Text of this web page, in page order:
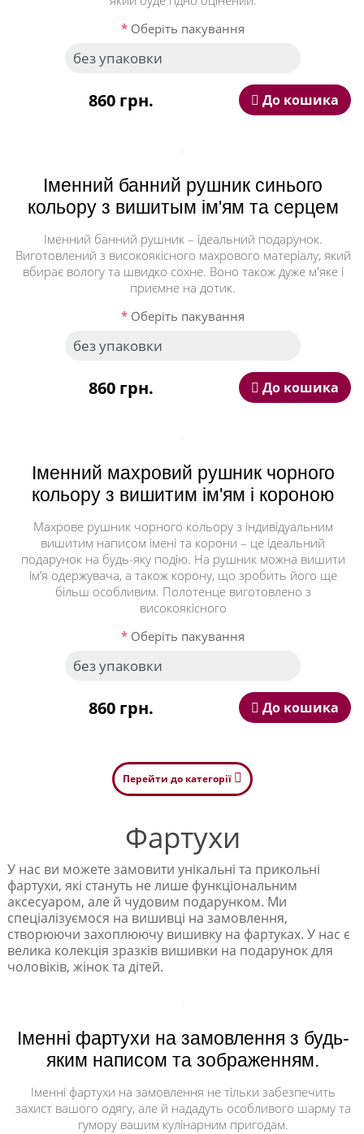
860 грн. До кошика
Оберіть пакування
Іменний банний рушник синього
кольору з вишитым ім'ям та серцем
Іменний банний рушник – ідеальний подарунок.
Виготовлений з високоякісного махрового матеріалу, який
вбирає вологу та швидко сохне. Воно також дуже м'яке і
приємне на дотик.
860 грн. До кошика
Оберіть пакування
Іменний махровий рушник чорного
кольору з вишитим ім'ям і короною
Махрове рушник чорного кольору з індивідуальним
вишитим написом імені та корони – це ідеальний
подарунок на будь-яку подію. На рушник можна вишити
ім’я одержувача, а також корону, що зробить його ще
більш особливим. Полотенце виготовлено з
високоякісного
860 грн. До кошика
Оберіть пакування
Перейти до категорії
Фартухи
У нас ви можете замовити унікальні та прикольні
фартухи, які стануть не лише функціональним
аксесуаром, але й чудовим подарунком. Ми
спеціалізуємося на вишивці на замовлення,
створюючи захоплюючу вишивку на фартуках. У нас є
велика колекція зразків вишивки на подарунок для
чоловіків, жінок та дітей.
вибрати з різноманітних дизайнів або подати свій
унікальний малюнок - ми з задоволенням втілимо
його у вишивці.
Шукаєте оригінальний подарунок для чоловіка, який
любить готувати на грилі? Ми створимо фартук із його
улюбленим кумедним слоганом чи зображенням. Для
Іменні фартухи на замовлення з будь-
яким написом та зображенням.
Іменні фартухи на замовлення не тільки забезпечить
захист вашого одягу, але й нададуть особливого шарму та
гумору вашим кулінарним пригодам.